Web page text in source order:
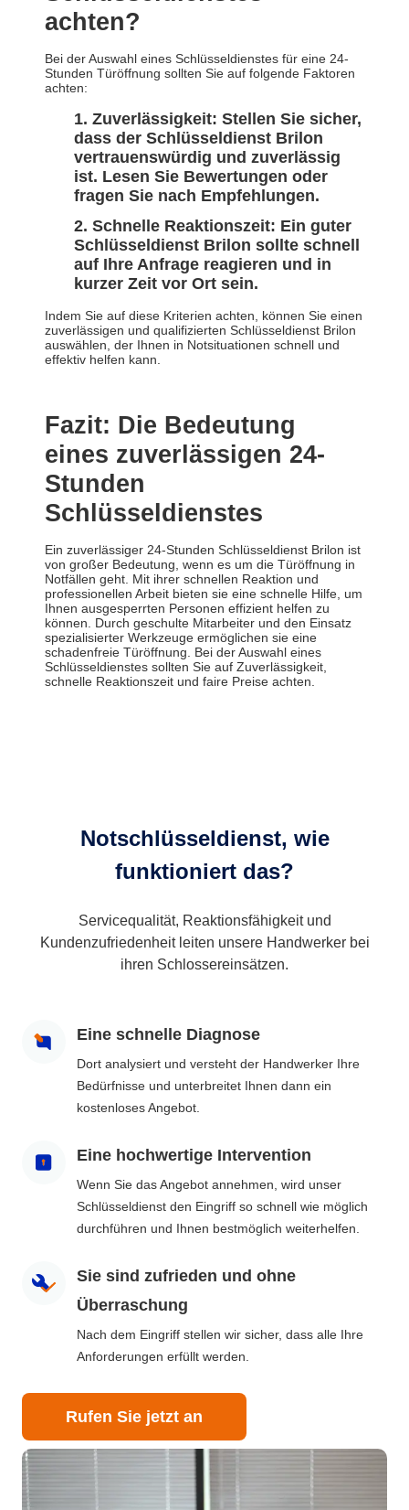
achten?
Bei der Auswahl eines Schlüsseldienstes für eine 24-
Stunden Türöffnung sollten Sie auf folgende Faktoren
achten:
Zuverlässigkeit: Stellen Sie sicher,
dass der Schlüsseldienst Brilon
vertrauenswürdig und zuverlässig
ist. Lesen Sie Bewertungen oder
fragen Sie nach Empfehlungen.
Schnelle Reaktionszeit: Ein guter
Schlüsseldienst Brilon sollte schnell
auf Ihre Anfrage reagieren und in
kurzer Zeit vor Ort sein.
Indem Sie auf diese Kriterien achten, können Sie einen
zuverlässigen und qualifizierten Schlüsseldienst Brilon
auswählen, der Ihnen in Notsituationen schnell und
effektiv helfen kann.
Fazit: Die Bedeutung
eines zuverlässigen 24-
Stunden
Schlüsseldienstes
Ein zuverlässiger 24-Stunden Schlüsseldienst Brilon ist
von großer Bedeutung, wenn es um die Türöffnung in
Notfällen geht. Mit ihrer schnellen Reaktion und
professionellen Arbeit bieten sie eine schnelle Hilfe, um
Ihnen ausgesperrten Personen effizient helfen zu
können. Durch geschulte Mitarbeiter und den Einsatz
spezialisierter Werkzeuge ermöglichen sie eine
schadenfreie Türöffnung. Bei der Auswahl eines
Schlüsseldienstes sollten Sie auf Zuverlässigkeit,
schnelle Reaktionszeit und faire Preise achten.
Notschlüsseldienst, wie
funktioniert das?
Servicequalität, Reaktionsfähigkeit und
Kundenzufriedenheit leiten unsere Handwerker bei
ihren Schlossereinsätzen.
Eine schnelle Diagnose
Dort analysiert und versteht der Handwerker Ihre
Bedürfnisse und unterbreitet Ihnen dann ein
kostenloses Angebot.
Eine hochwertige Intervention
Wenn Sie das Angebot annehmen, wird unser
Schlüsseldienst den Eingriff so schnell wie möglich
durchführen und Ihnen bestmöglich weiterhelfen.
Sie sind zufrieden und ohne
Überraschung
Nach dem Eingriff stellen wir sicher, dass alle Ihre
Anforderungen erfüllt werden.
Rufen Sie jetzt an